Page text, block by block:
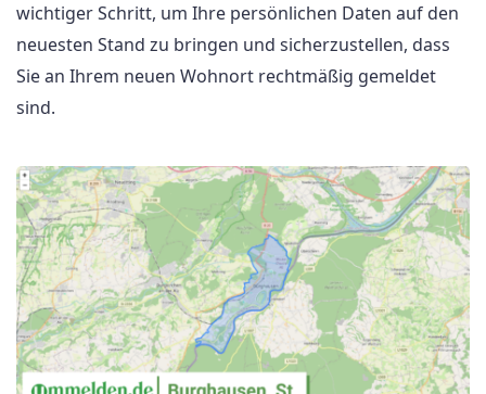
wichtiger Schritt, um Ihre persönlichen Daten auf den
neuesten Stand zu bringen und sicherzustellen, dass
Sie an Ihrem neuen Wohnort rechtmäßig gemeldet
sind.